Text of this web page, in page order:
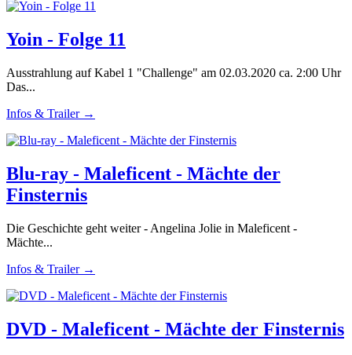
Yoin - Folge 11
Ausstrahlung auf Kabel 1 "Challenge" am 02.03.2020 ca. 2:00 Uhr
Das...
Infos & Trailer →
Blu-ray - Maleficent - Mächte der
Finsternis
Die Geschichte geht weiter - Angelina Jolie in Maleficent -
Mächte...
Infos & Trailer →
DVD - Maleficent - Mächte der Finsternis